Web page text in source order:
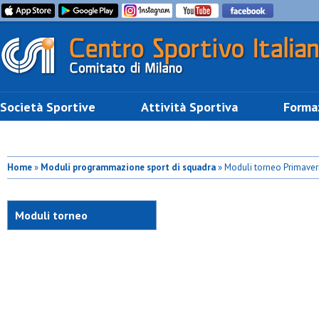
Società Sportive Attività Sportiva
Home» Moduli programmazione sport di squadra» Moduli torneo
Moduli torneo